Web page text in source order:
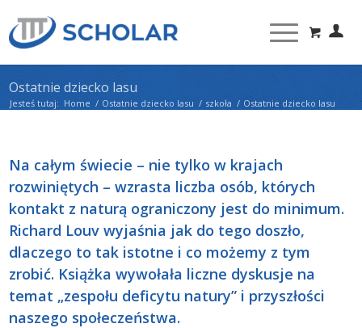
Ostatnie dziecko lasu
Jesteś tutaj: Home / Ostatnie dziecko lasu / szkoła / Ostatnie dziecko lasu
Na całym świecie – nie tylko w krajach
rozwiniętych – wzrasta liczba osób, których
kontakt z naturą ograniczony jest do minimum.
Richard Louv wyjaśnia jak do tego doszło,
dlaczego to tak istotne i co możemy z tym
zrobić. Książka wywołała liczne dyskusje na
temat „zespołu deficytu natury” i przyszłości
naszego społeczeństwa.